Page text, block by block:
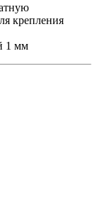
крепления
1 мм